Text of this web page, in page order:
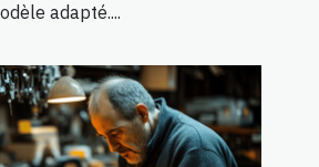
adapté....